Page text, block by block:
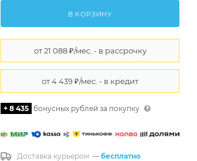
В КОРЗИНУ
+ 8 435 бонусных рублей за покупку
Доставка курьером — бесплатно